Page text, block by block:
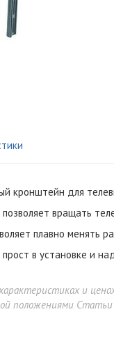
кронштейн для
вращать
плавно менять
в установке и
и
положениями Статьи